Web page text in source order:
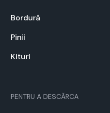
Bor­dură
Pinii
Kituri
PEN­TRU A DESCĂR­CA